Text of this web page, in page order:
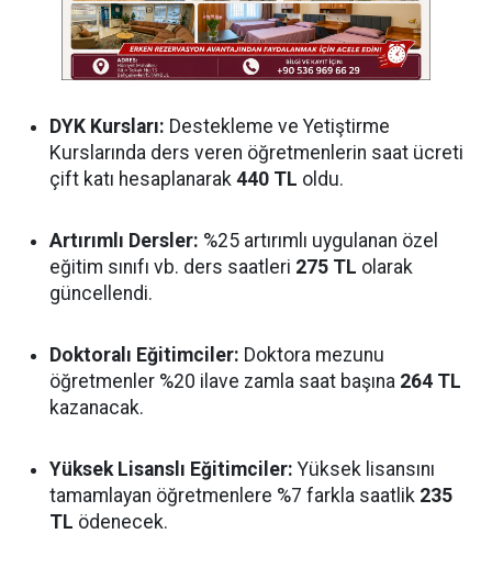
DYK Kursları: Destekleme ve Yetiştirme
Kurslarında ders veren öğretmenlerin saat ücreti
çift katı hesaplanarak 440 TL oldu.
Artırımlı Dersler: %25 artırımlı uygulanan özel
eğitim sınıfı vb. ders saatleri 275 TL olarak
güncellendi.
Doktoralı Eğitimciler: Doktora mezunu
öğretmenler %20 ilave zamla saat başına 264 TL
kazanacak.
Yüksek Lisanslı Eğitimciler: Yüksek lisansını
tamamlayan öğretmenlere %7 farkla saatlik 235
TL ödenecek.